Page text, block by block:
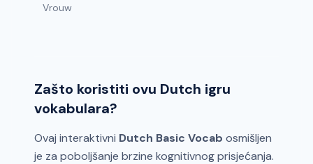
Vrouw
Zašto koristiti ovu Dutch igru
vokabulara?
Ovaj interaktivni Dutch Basic Vocab osmišljen
je za poboljšanje brzine kognitivnog prisjećanja.